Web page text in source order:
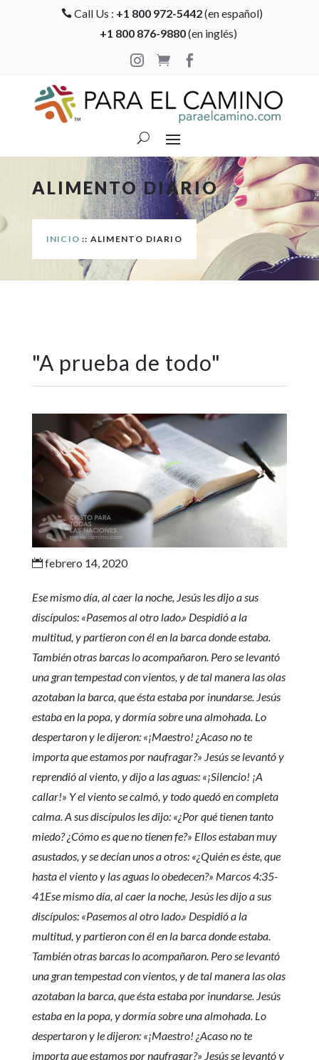
 Call Us : +1 800 972-5442(en español)
+1 800 876-9880(en inglés)

 
ALIMENTO DIARIO
INICIO :: ALIMENTO DIARIO
"A prueba de todo"
febrero 14, 2020
Ese mismo día, al caer la noche, Jesús les dijo a sus
discípulos: «Pasemos al otro lado.» Despidió a la
multitud, y partieron con él en la barca donde estaba.
También otras barcas lo acompañaron. Pero se levantó
una gran tempestad con vientos, y de tal manera las olas
azotaban la barca, que ésta estaba por inundarse. Jesús
estaba en la popa, y dormía sobre una almohada. Lo
despertaron y le dijeron: «¡Maestro! ¿Acaso no te
importa que estamos por naufragar?» Jesús se levantó y
reprendió al viento, y dijo a las aguas: «¡Silencio! ¡A
callar!» Y el viento se calmó, y todo quedó en completa
calma. A sus discípulos les dijo: «¿Por qué tienen tanto
miedo? ¿Cómo es que no tienen fe?» Ellos estaban muy
asustados, y se decían unos a otros: «¿Quién es éste, que
hasta el viento y las aguas lo obedecen?» Marcos 4:35-
41Ese mismo día, al caer la noche, Jesús les dijo a sus
discípulos: «Pasemos al otro lado.» Despidió a la
multitud, y partieron con él en la barca donde estaba.
También otras barcas lo acompañaron. Pero se levantó
una gran tempestad con vientos, y de tal manera las olas
azotaban la barca, que ésta estaba por inundarse. Jesús
estaba en la popa, y dormía sobre una almohada. Lo
despertaron y le dijeron: «¡Maestro! ¿Acaso no te
importa que estamos por naufragar?» Jesús se levantó y